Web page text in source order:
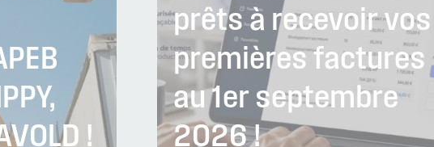
!
prêts à recevoir vos
premières factures
au 1er septembre
2026 !